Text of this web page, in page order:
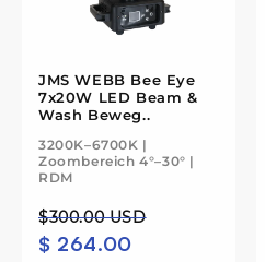
JMS WEBB Bee Eye
7x20W LED Beam &
Wash Beweg..
3200K–6700K |
Zoombereich 4°–30° |
RDM
Regulärer
Preis
$300.00 USD
Verkaufspreis
$ 264.00